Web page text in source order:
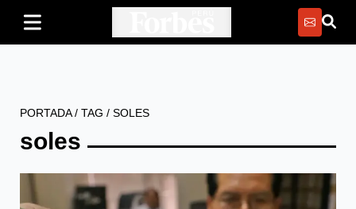
PORTADA/ TAG / SOLES
soles